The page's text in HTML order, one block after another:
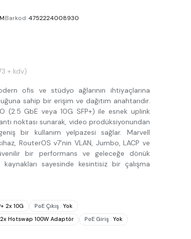
Barkod:4752224008930
+ kdv)
ofis ve stüdyo ağlarının ihtiyaçlarına
sahip bir erişim ve dağıtım anahtarıdır.
GbE veya 10G SFP+) ile esnek uplink
noktası sunarak, video prodüksiyonundan
bir kullanım yelpazesi sağlar. Marvell
RouterOS v7’nin VLAN, Jumbo, LACP ve
bir performans ve geleceğe dönük
sayesinde kesintisiz bir çalışma
2x 10G PoE Çıkış : Yok
2x Hotswap 100W Adaptör PoE Giriş : Yok